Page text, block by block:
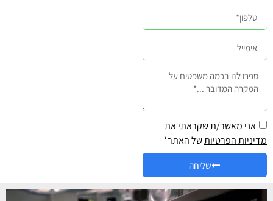
אני מאשר/ת שקראתי את
מדיניות הפרטיותשל האתר*
שליחה